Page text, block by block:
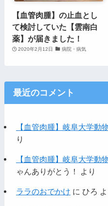
【血管肉腫】の止血とし
て検討していた【雲南白
薬】が届きました！
2020年2月12日 病院・病気
最近のコメント
【血管肉腫】岐阜大学動
り
【血管肉腫】岐阜大学動
ゃんありがとう！
より
ララのおでかけ に ひろ